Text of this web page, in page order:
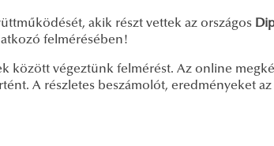
akik részt vettek az országos
felmérésében!
között végeztünk felmérést. Az online
A részletes beszámolót, eredményeket az